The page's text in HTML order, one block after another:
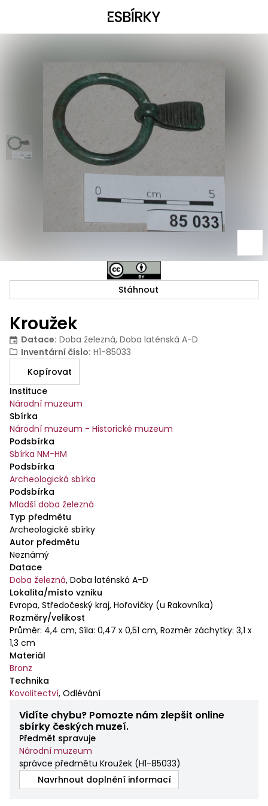
Kroužek
Datace: Doba železná, Doba laténská A-D
Inventární číslo: H1-85033
Kopírovat
Instituce
Národní muzeum
Sbírka
Národní muzeum - Historické muzeum
Podsbírka
Sbírka NM-HM
Podsbírka
Archeologická sbírka
Podsbírka
Mladší doba železná
Typ předmětu
Archeologické sbírky
Autor předmětu
Neznámý
Datace
Doba železná, Doba laténská A-D
Lokalita/místo vzniku
Evropa, Středočeský kraj, Hořovičky (u Rakovníka)
Rozměry/velikost
Průměr: 4,4 cm, Síla: 0,47 x 0,51 cm, Rozměr záchytky: 3,1 x
1,3 cm
Materiál
Bronz
Technika
Kovolitectví, Odlévání
Vidíte chybu? Pomozte nám zlepšit online
sbírky českých muzeí.
Předmět spravuje
Národní muzeum
správce předmětu Kroužek (H1-85033)
Navrhnout doplnění informací
Stáhnout